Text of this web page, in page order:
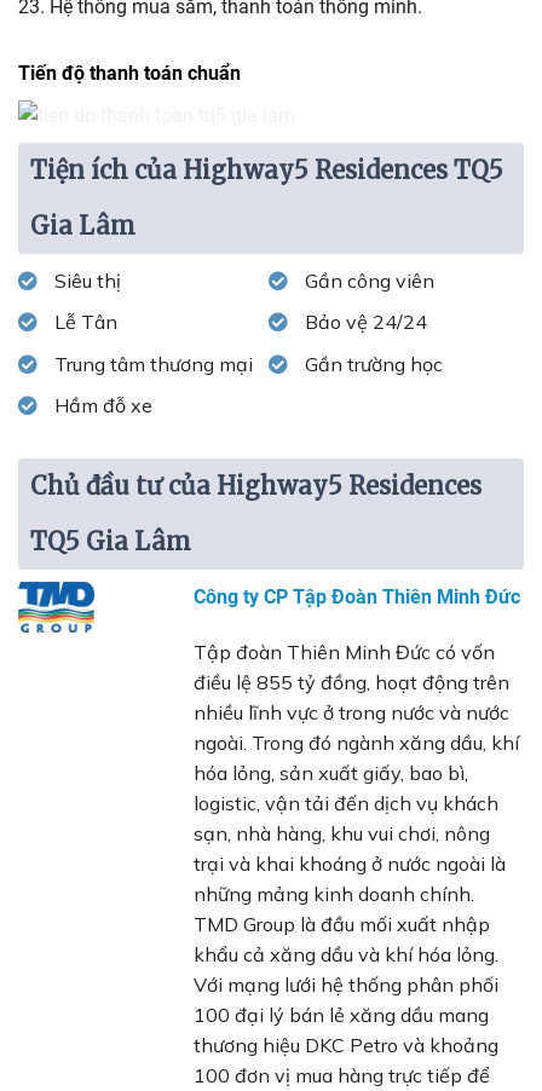
23. Hệ thông mua sắm, thanh toán thông minh.
Tiến độ thanh toán chuẩn
Tiện ích của Highway5 Residences TQ5
Gia Lâm
Siêu thị
Gần công viên
Lễ Tân
Bảo vệ 24/24
Trung tâm thương mại
Gần trường học
Hầm đỗ xe
Chủ đầu tư của Highway5 Residences
TQ5 Gia Lâm
Công ty CP Tập Đoàn Thiên Minh Đức
Tập đoàn Thiên Minh Đức có vốn
điều lệ 855 tỷ đồng, hoạt động trên
nhiều lĩnh vực ở trong nước và nước
ngoài. Trong đó ngành xăng dầu, khí
hóa lỏng, sản xuất giấy, bao bì,
logistic, vận tải đến dịch vụ khách
sạn, nhà hàng, khu vui chơi, nông
trại và khai khoáng ở nước ngoài là
những mảng kinh doanh chính.
TMD Group là đầu mối xuất nhập
khẩu cả xăng dầu và khí hóa lỏng.
Với mạng lưới hệ thống phân phối
100 đại lý bán lẻ xăng dầu mang
thương hiệu DKC Petro và khoảng
100 đơn vị mua hàng trực tiếp để